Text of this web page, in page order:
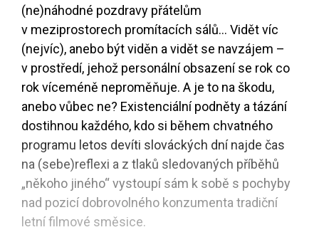
(ne)náhodné pozdravy přátelům
v meziprostorech promítacích sálů... Vidět víc
(nejvíc), anebo být viděn a vidět se navzájem –
v prostředí, jehož personální obsazení se rok co
rok víceméně neproměňuje. A je to na škodu,
anebo vůbec ne? Existenciální podněty a tázání
dostihnou každého, kdo si během chvatného
programu letos devíti slováckých dní najde čas
na (sebe)reflexi a z tlaků sledovaných příběhů
„někoho jiného“ vystoupí sám k sobě s pochyby
nad pozicí dobrovolného konzumenta tradiční
letní filmové směsice.